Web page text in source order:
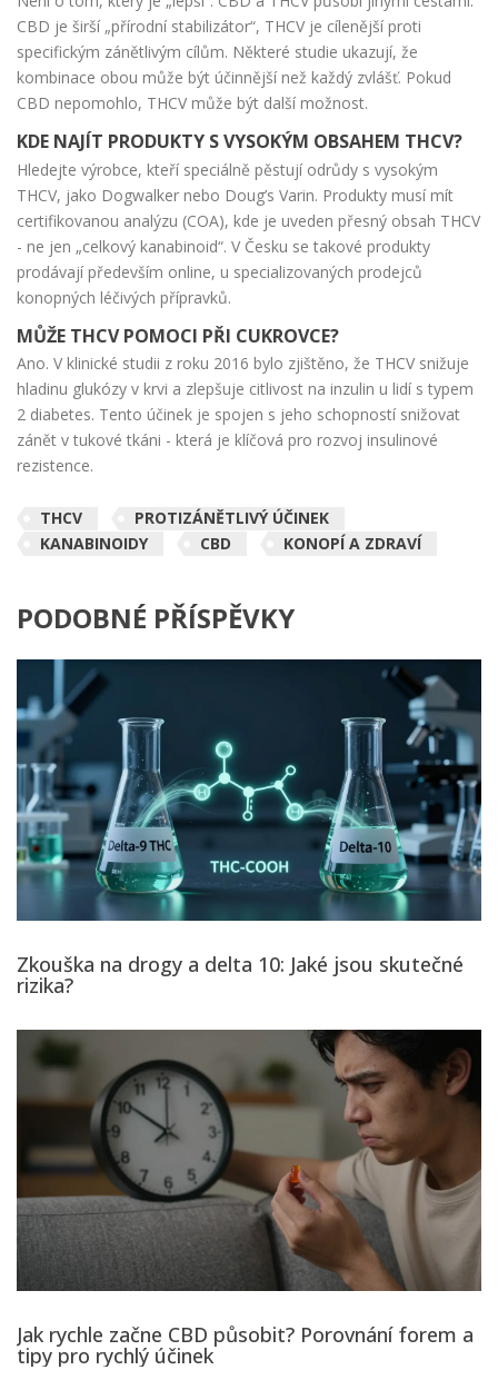
CBD je širší „přírodní stabilizátor“, THCV je cílenější proti
specifickým zánětlivým cílům. Některé studie ukazují, že
kombinace obou může být účinnější než každý zvlášť. Pokud
CBD nepomohlo, THCV může být další možnost.
KDE NAJÍT PRODUKTY S VYSOKÝM OBSAHEM THCV?
Hledejte výrobce, kteří speciálně pěstují odrůdy s vysokým
THCV, jako Dogwalker nebo Doug’s Varin. Produkty musí mít
certifikovanou analýzu (COA), kde je uveden přesný obsah THCV
- ne jen „celkový kanabinoid“. V Česku se takové produkty
prodávají především online, u specializovaných prodejců
konopných léčivých přípravků.
MŮŽE THCV POMOCI PŘI CUKROVCE?
Ano. V klinické studii z roku 2016 bylo zjištěno, že THCV snižuje
hladinu glukózy v krvi a zlepšuje citlivost na inzulin u lidí s typem
2 diabetes. Tento účinek je spojen s jeho schopností snižovat
zánět v tukové tkáni - která je klíčová pro rozvoj insulinové
rezistence.
THCV
PROTIZÁNĚTLIVÝ ÚČINEK
KANABINOIDY
CBD KONOPÍ A ZDRAVÍ
PODOBNÉ PŘÍSPĚVKY
Zkouška na drogy a delta 10: Jaké jsou skutečné
rizika?
Jak rychle začne CBD působit? Porovnání forem a
tipy pro rychlý účinek